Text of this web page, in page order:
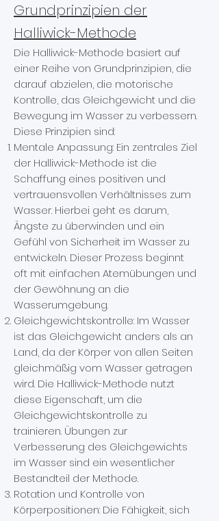
Grundprinzipien der
Halliwick-Methode
Die Halliwick-Methode basiert auf
einer Reihe von Grundprinzipien, die
darauf abzielen, die motorische
Kontrolle, das Gleichgewicht und die
Bewegung im Wasser zu verbessern.
Diese Prinzipien sind:
Mentale Anpassung: Ein zentrales Ziel
der Halliwick-Methode ist die
Schaffung eines positiven und
vertrauensvollen Verhältnisses zum
Wasser. Hierbei geht es darum,
Ängste zu überwinden und ein
Gefühl von Sicherheit im Wasser zu
entwickeln. Dieser Prozess beginnt
oft mit einfachen Atemübungen und
der Gewöhnung an die
Wasserumgebung.
Gleichgewichtskontrolle: Im Wasser
ist das Gleichgewicht anders als an
Land, da der Körper von allen Seiten
gleichmäßig vom Wasser getragen
wird. Die Halliwick-Methode nutzt
diese Eigenschaft, um die
Gleichgewichtskontrolle zu
trainieren. Übungen zur
Verbesserung des Gleichgewichts
im Wasser sind ein wesentlicher
Bestandteil der Methode.
Rotation und Kontrolle von
Körperpositionen: Die Fähigkeit, sich